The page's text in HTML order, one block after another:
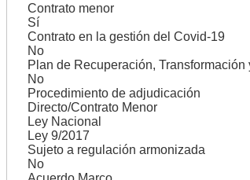
Contrato menor
Sí
Contrato en la gestión del Covid-19
No
Plan de Recuperación, Transformación
No
Procedimiento de adjudicación
Directo/Contrato Menor
Ley Nacional
Ley 9/2017
Sujeto a regulación armonizada
No